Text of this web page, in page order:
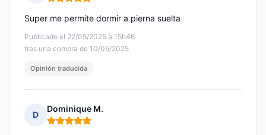
Nota: 5 de 5
Publicado el 22/05/2025 à 15h46
tras una compra de 10/05/2025
Super me permite dormir a pierna suelta
Opinión traducida
D
Dominique M.
Nota: 5 de 5